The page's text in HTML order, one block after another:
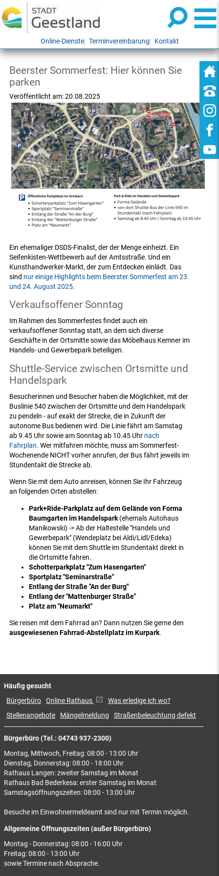
Online-Dienste Terminvereinbarung Kontakt
Beerster Sommerfest: Hier können Sie
parken
Veröffentlicht am:20.08.2025
Ein ehemaliger DSDS-Finalist, der der Menge einheizt. Ein
Seifenkisten-Wettbewerb auf der Amtsstraße. Und ein
Kunsthandwerker-Markt, der zum Entdecken einlädt. Das
sind nur einige Highlights beim Beerster Sommerfest am 23.
und 24. August 2025.
Verkaufsoffener Sonntag
Im Rahmen des Sommerfestes findet auch ein
verkaufsoffener Sonntag statt, an dem sich diverse
Geschäfte in der Ortsmitte sowie das Möbelhaus Kemner im
Handels- und Gewerbepark beteiligen.
Shuttle-Service zwischen Ortsmitte und
Handelspark
Besucherinnen und Besucher haben die Möglichkeit, mit der
Buslinie 540 zwischen der Ortsmitte und dem Handelspark
zu pendeln - auf exakt der Strecke, die in Zukunft der
autonome Bus bedienen wird. Die Linie fährt am Samstag
ab 9.45 Uhr sowie am Sonntag ab 10.45 Uhr nach
Fahrplan. Wer mitfahren möchte, muss am Sommerfest-
Wochenende NICHT vorher anrufen, der Bus fährt jeweils im
Stundentakt die Strecke ab.
Wenn Sie mit dem Auto anreisen, können Sie Ihr Fahrzeug
an folgenden Orten abstellen:
Park+Ride-Parkplatz auf dem Gelände von Forma
Baumgarten im Handelspark(ehemals Autohaus
Manikowski) -> Ab der Haltestelle "Handels und
Gewerbepark" (Wendeplatz bei Aldi/Lidl/Edeka)
können Sie mit dem Shuttle im Stundentakt direkt in
die Ortsmitte fahren.
Schotterparkplatz "Zum Hasengarten"
Sportplatz "Seminarstraße"
Entlang der Straße "An der Burg"
Entlang der "Mattenburger Straße"
Platz am "Neumarkt"
Sie reisen mit dem Fahrrad an? Dann nutzen Sie gerne den
ausgewiesenen Fahrrad-Abstellplatz im Kurpark.
Bürgerbüro (Tel.: 04743 937-2300)
Montag, Mittwoch, Freitag: 08:00 - 13:00 Uhr
Dienstag, Donnerstag: 08:00 - 18:00 Uhr
Rathaus Langen: zweiter Samstag im Monat
Rathaus Bad Bederkesa: erster Samstag im Monat
Samstagsöffnungszeiten: 08:00 - 13:00 Uhr
Besuche im Einwohnermeldeamt sind nur mit Termin möglich.
Allgemeine Öffnungszeiten (außer Bürgerbüro)
Montag - Donnerstag: 08:00 - 16:00 Uhr
Freitag: 08:00 - 13:00 Uhr
sowie Termine nach Absprache.
Häufig gesucht
Bürgerbüro Online Rathaus
Was erledige ich wo?
Stellenangebote
Mängelmeldung Straßenbeleuchtung defekt